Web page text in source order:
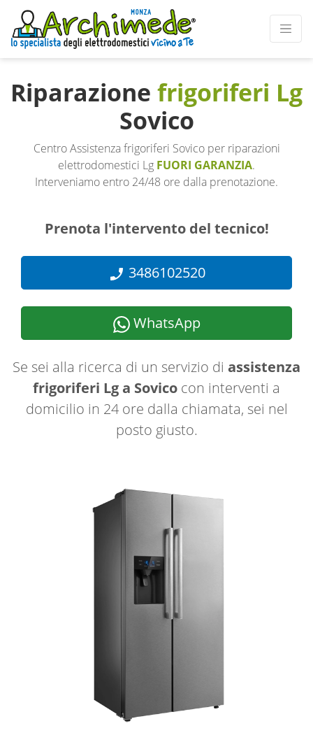
Riparazione frigoriferi Lg
Sovico
Centro Assistenza frigoriferi Sovico per riparazioni
elettrodomestici Lg FUORI GARANZIA.
Interveniamo entro 24/48 ore dalla prenotazione.
Prenota l'intervento del tecnico!
3486102520
WhatsApp
Se sei alla ricerca di un servizio di assistenza
frigoriferi Lg a Sovico con interventi a
domicilio in 24 ore dalla chiamata, sei nel
posto giusto.